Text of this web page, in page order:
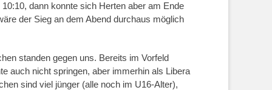
dann konnte sich Herten aber am Ende
der Sieg an dem Abend durchaus möglich
standen gegen uns. Bereits im Vorfeld
auch nicht springen, aber immerhin als Libera
sind viel jünger (alle noch im U16-Alter),